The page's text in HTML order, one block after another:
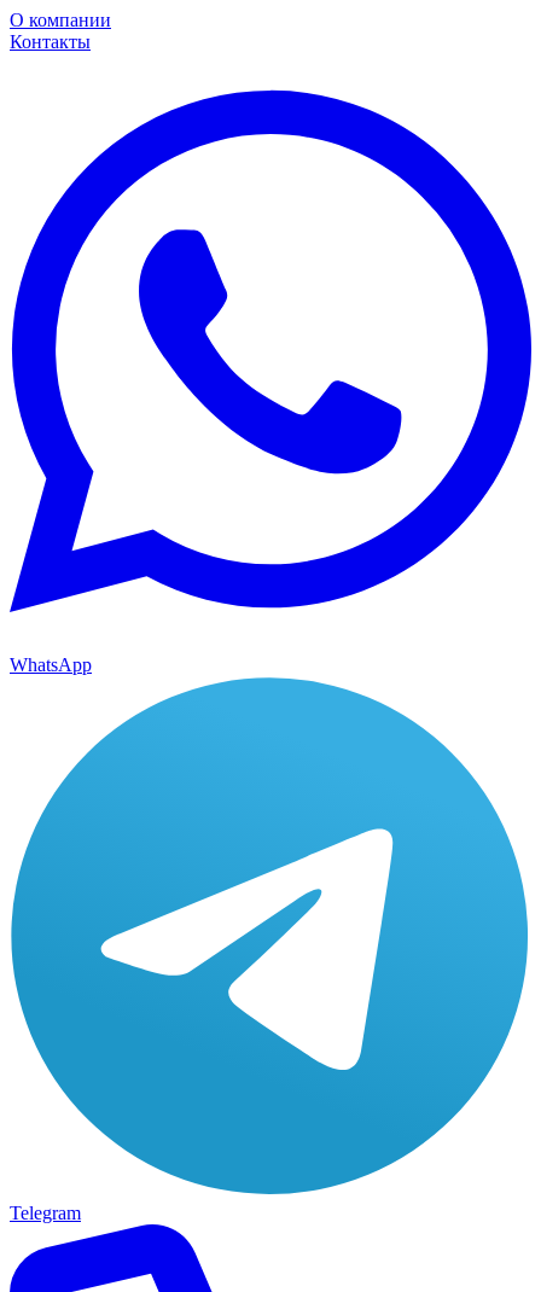
О компании
Контакты
WhatsApp
Telegram